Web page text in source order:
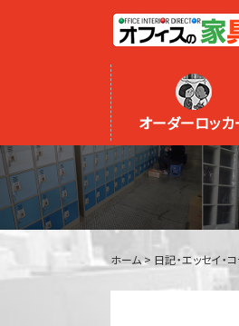
オーダーロッカ
ホーム> 日記・エッセイ・